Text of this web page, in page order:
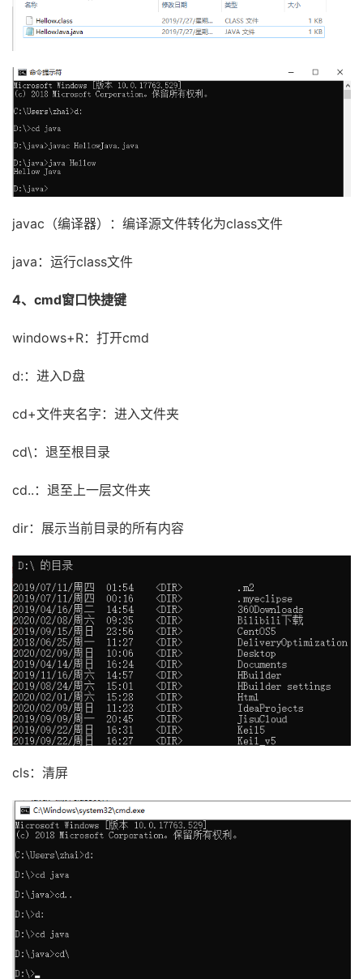
javac（编译器）：编译源文件转化为class文件
java：运行class文件
4、cmd窗口快捷键
windows+R：打开cmd
d:：进入D盘
cd+文件夹名字：进入文件夹
cd\：退至根目录
cd..：退至上一层文件夹
dir：展示当前目录的所有内容
cls：清屏